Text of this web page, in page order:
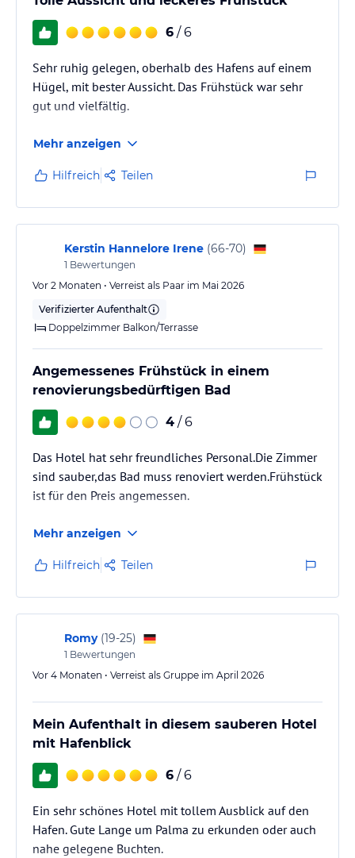
Sonnenterrasse.
Sonstige Einrichtungen und Services
allen öffentlichen Bereichen und die Rezeption können mit
Transfers, Ausflüge, Mietwagen und lokale Informationen, Museen,
Restaurants und Aktivitäten zu unterstützen. Unser Restaurant und
Hoteliers-/Veranstalter-/Kataloginformationen. Alle Angaben
lies vor der Buchung die verbindlichen Angebotsdetailsdes
jeweiligen Veranstalters.
6 / 6
Sehr ruhig gelegen, oberhalb des Hafens auf einem
Hügel, mit bester Aussicht. Das Frühstück war sehr
gut und vielfältig.
Mehr anzeigen
Hilfreich Teilen
Kerstin Hannelore Irene (66-70)
1 Bewertungen
Vor 2 Monaten • Verreist als Paar im Mai 2026
Verifizierter Aufenthalt
Doppelzimmer Balkon/Terrasse
Angemessenes Frühstück in einem
renovierungsbedürftigen Bad
4 / 6
Das Hotel hat sehr freundliches Personal.Die Zimmer
sind sauber,das Bad muss renoviert werden.Frühstück
ist für den Preis angemessen.
Mehr anzeigen
Hilfreich Teilen
Romy (19-25)
1 Bewertungen
Vor 4 Monaten • Verreist als Gruppe im April 2026
Mein Aufenthalt in diesem sauberen Hotel
mit Hafenblick
6 / 6
Ein sehr schönes Hotel mit tollem Ausblick auf den
Hafen. Gute Lange um Palma zu erkunden oder auch
nahe gelegene Buchten.